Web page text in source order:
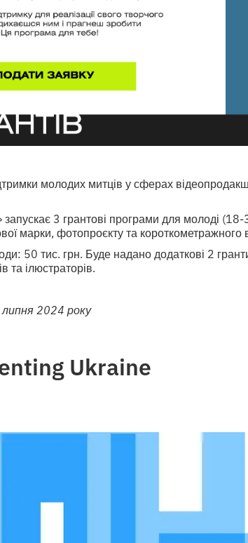
молодих митців у сферах
запускає 3 грантові програми для молоді
марки, фотопроєкту та короткометражного
50 тис. грн. Буде надано додаткові 2
та ілюстраторів.
2024 року
Ukraine